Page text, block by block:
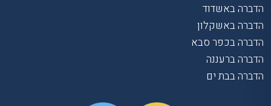
הדברה באשדוד
הדברה באשקלון
הדברה בכפר סבא
הדברה ברעננה
הדברה בבת ים